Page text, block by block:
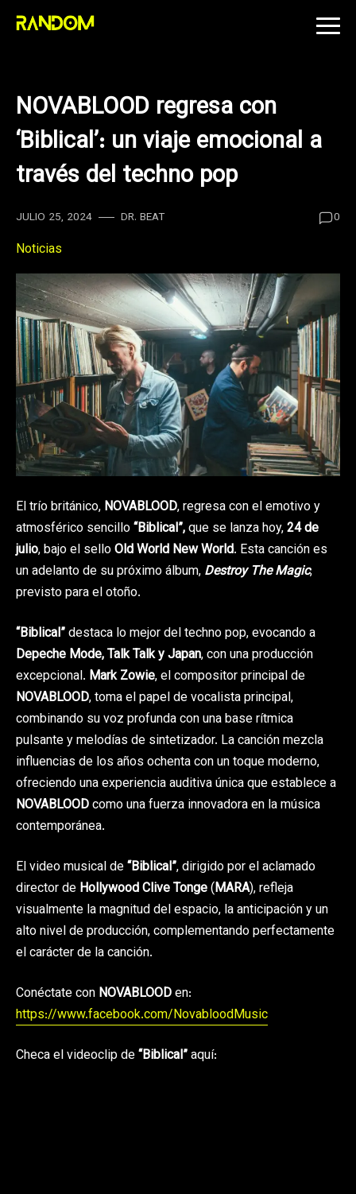
Skip
NOVABLOOD regresa con
‘Biblical’: un viaje emocional a
través del techno pop
JULIO 25, 2024 DR. BEAT 0
Noticias
El trío británico, NOVABLOOD, regresa con el emotivo y
atmosférico sencillo“Biblical”,que se lanza hoy,24 de
julio, bajo el selloOld World New World. Esta canción es
un adelanto de su próximo álbum, Destroy The Magic,
previsto para el otoño.
“Biblical”destaca lo mejor del techno pop, evocando a
Depeche Mode, Talk Talk y Japan, con una producción
excepcional. Mark Zowie, el compositor principal de
NOVABLOOD, toma el papel de vocalista principal,
combinando su voz profunda con una base rítmica
pulsante y melodías de sintetizador. La canción mezcla
influencias de los años ochenta con un toque moderno,
ofreciendo una experiencia auditiva única que establece a
NOVABLOODcomo una fuerza innovadora en la música
contemporánea.
El video musical de“Biblical”, dirigido por el aclamado
director de Hollywood Clive Tonge(MARA), refleja
visualmente la magnitud del espacio, la anticipación y un
alto nivel de producción, complementando perfectamente
el carácter de la canción.
Conéctate con NOVABLOODen:
https://www.facebook.com/NovabloodMusic
Checa el videoclip de“Biblical”aquí: